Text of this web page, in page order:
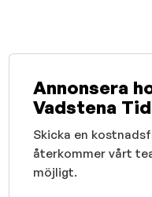
Annonsera
Vadstena
Skicka en
återkommer vårt
möjligt.